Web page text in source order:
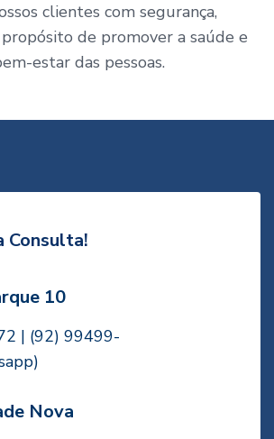
clientes com segurança,
de promover a saúde e
estar das pessoas.
Consulta!
10
| (92) 99499-
Nova